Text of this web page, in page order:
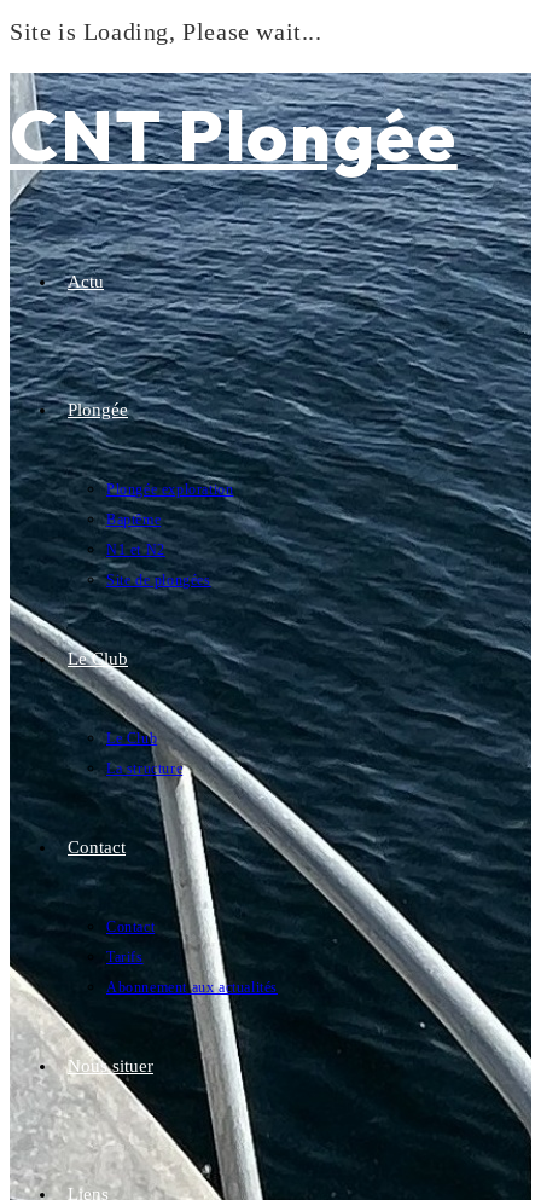
Site is Loading, Please wait...
to
content
CNT Plongée
Actu
Plongée
Plongée exploration
Baptême
N1 et N2
Site de plongées
Le Club
Le Club
La structure
Contact
Contact
Tarifs
Abonnement aux actualités
Nous situer
Liens